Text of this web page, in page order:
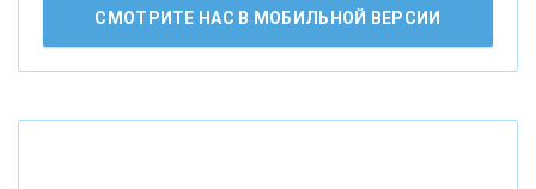
АО «КРЕДИТ ЕВРОПА БАНК»
СМОТРИТЕ НАС В МОБИЛЬНОЙ ВЕРСИИ